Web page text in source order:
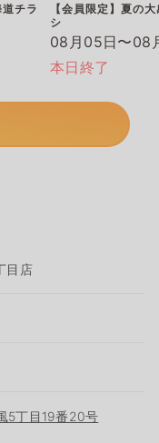
チラ
【会員限定】夏の
シ
08月05日〜08
本日終了
目店
5丁目19番20号